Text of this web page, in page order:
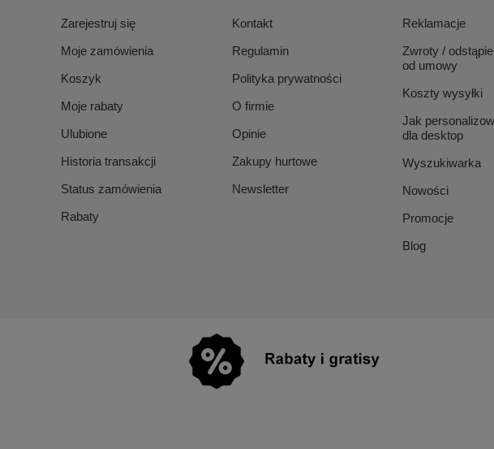
Zarejestruj się
Moje zamówienia
Koszyk
Moje rabaty
Ulubione
Historia transakcji
Status zamówienia
Rabaty
Kontakt
Regulamin
Polityka prywatności
O firmie
Opinie
Zakupy hurtowe
Newsletter
Reklamacje
Zwroty /
od umowy
Koszty wysyłki
Jak
dla desktop
Wyszukiwarka
Nowości
Promocje
Blog